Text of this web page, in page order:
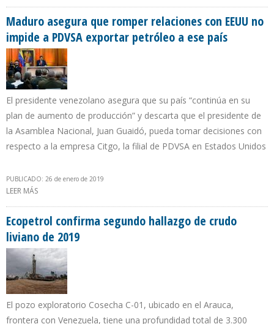
Maduro asegura que romper relaciones con EEUU no
impide a PDVSA exportar petróleo a ese país
El presidente venezolano asegura que su país “continúa en su
plan de aumento de producción” y descarta que el presidente de
la Asamblea Nacional, Juan Guaidó, pueda tomar decisiones con
respecto a la empresa Citgo, la filial de PDVSA en Estados Unidos
PUBLICADO: 26 de enero de 2019
LEER MÁS
Ecopetrol confirma segundo hallazgo de crudo
liviano de 2019
El pozo exploratorio Cosecha C-01, ubicado en el Arauca,
frontera con Venezuela, tiene una profundidad total de 3.300